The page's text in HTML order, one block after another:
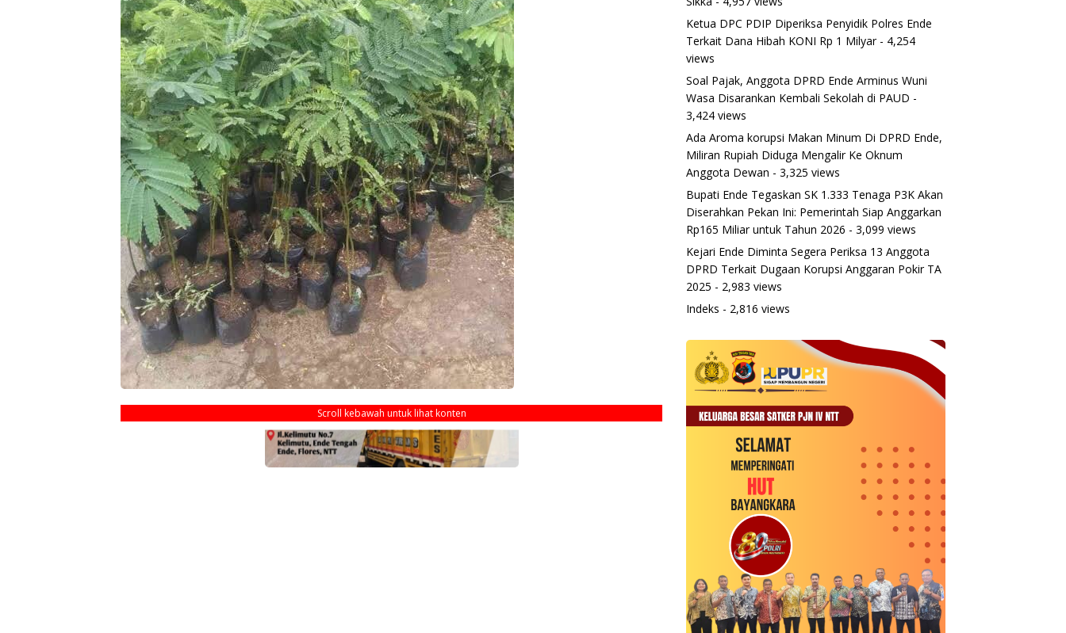
Scroll kebawah untuk lihat konten
Ketua DPC PDIP Diperiksa Penyidik Polres Ende
Terkait Dana Hibah KONI Rp 1 Milyar- 4,254
views
Soal Pajak, Anggota DPRD Ende Arminus Wuni
Wasa Disarankan Kembali Sekolah di PAUD -
3,424 views
Ada Aroma korupsi Makan Minum Di DPRD Ende,
Miliran Rupiah Diduga Mengalir Ke Oknum
Anggota Dewan - 3,325 views
Bupati Ende Tegaskan SK 1.333 Tenaga P3K Akan
Diserahkan Pekan Ini: Pemerintah Siap Anggarkan
Rp165 Miliar untuk Tahun 2026 - 3,099 views
Kejari Ende Diminta Segera Periksa 13 Anggota
DPRD Terkait Dugaan Korupsi Anggaran Pokir TA
2025 - 2,983 views
Indeks - 2,816 views